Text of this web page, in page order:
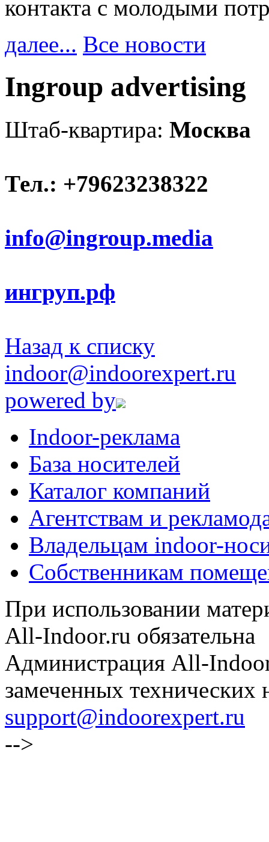
контакта с молодыми
далее... Все новости
Ingroup advertising
Штаб-квартира: Москва
Тел.: +79623238322
info@ingroup.media
ингруп.рф
Назад к списку
indoor@indoorexpert.ru
powered by
Indoor-реклама
База носителей
Каталог компаний
Агентствам и
Владельцам indoor-
Собственникам
При использовании
All-Indoor.ru обязательна
Администрация All-
замеченных технических
support@indoorexpert.ru
-->